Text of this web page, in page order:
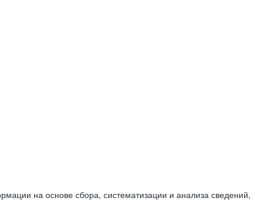
на основе сбора, систематизации и анализа сведений,